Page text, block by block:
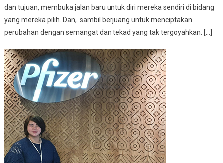
dan tujuan, membuka jalan baru untuk diri mereka sendiri di bidang
yang mereka pilih. Dan, sambil berjuang untuk menciptakan
perubahan dengan semangat dan tekad yang tak tergoyahkan. […]